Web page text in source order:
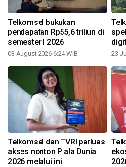
Telkomsel bukukan
pendapatan Rp55,6 triliun di
semester I 2026
03 August 2026 6:24 WIB 23
Telkomsel dan TVRI perluas
akses nonton Piala Dunia
2026 melalui ini